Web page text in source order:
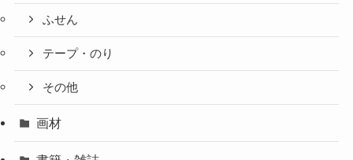
ふせん
テープ・のり
その他
画材